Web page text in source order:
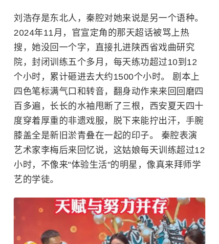
刘浩存是东北人，秦腔对她来说是另一个语种。
2024年11月，官宣定角的那天超话被骂上热
搜，她没回一个字，直接扎进陕西省戏曲研究
院，封闭训练五个多月，每天练功超过10到12
个小时，累计砸进去大约1500个小时。 剧本上
四色笔标满气口和转音，翻身动作来来回回磨四
百多遍，长长的水袖甩断了三根，西安夏天四十
度穿着厚重的非遗戏服，脱下来能拧出汗，手腕
膝盖全是新旧淤青叠在一起的印子。 秦腔表演
艺术家李梅后来回忆说，这姑娘每天训练超过12
小时，不像来"体验生活"的明星，像真来拜师学
艺的学徒。